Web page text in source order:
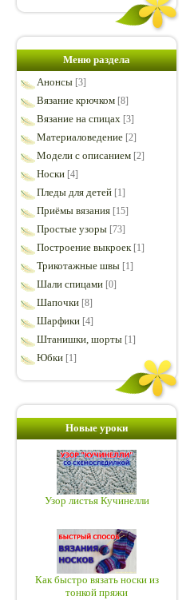
Меню раздела
Анонсы [3]
Вязание крючком [8]
Вязание на спицах [3]
Материаловедение [2]
Модели с описанием [2]
Носки [4]
Пледы для детей [1]
Приёмы вязания [15]
Простые узоры [73]
Построение выкроек [1]
Трикотажные швы [1]
Шали спицами [0]
Шапочки [8]
Шарфики [4]
Штанишки, шорты [1]
Юбки [1]
Новые уроки
Узор листья Кучинелли
Как быстро вязать носки из
тонкой пряжи